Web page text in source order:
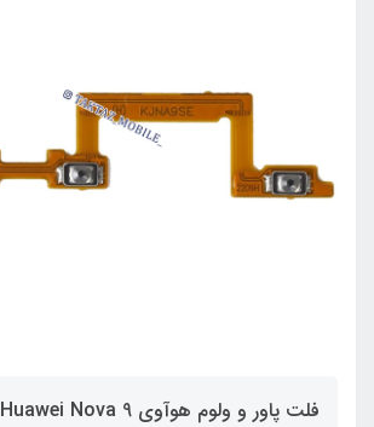
فلت پاور و ولوم هوآوی Huawei Nova 9